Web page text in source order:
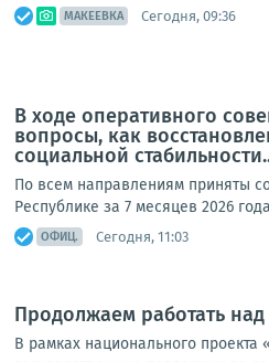
МАКЕЕВКА Сегодня, 09:36
В ходе оперативного
вопросы, как
социальной
По всем направлениям приняты
Республике за 7 месяцев 2026
ОФИЦ. Сегодня, 11:03
Продолжаем работать
В рамках национального